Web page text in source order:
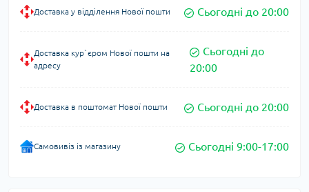
Доставка у відділення Нової пошти Сьогодні до 20:00
Доставка кур`єром Нової пошти на
адресу
Сьогодні до
20:00
Доставка в поштомат Нової пошти Сьогодні до 20:00
Самовивіз із магазину Сьогодні 9:00-17:00